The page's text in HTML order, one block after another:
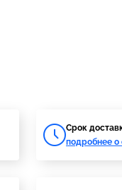
Cрок
подробнее о